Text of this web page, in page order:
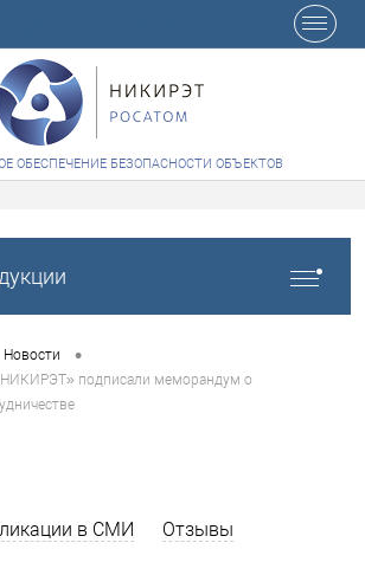
ОБЕСПЕЧЕНИЕ БЕЗОПАСНОСТИ ОБЪЕКТОВ
Новости •
подписали меморандум о
в СМИ Отзывы